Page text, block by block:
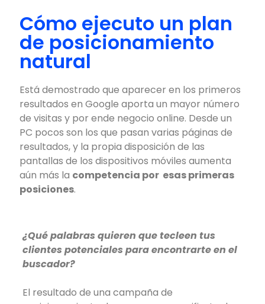
Cómo ejecuto un plan
de posicionamiento
natural
Está demostrado que aparecer en los primeros
resultados en Google aporta un mayor número
de visitas y por ende negocio online. Desde un
PC pocos son los que pasan varias páginas de
resultados, y la propia disposición de las
pantallas de los dispositivos móviles aumenta
aún más la competencia por esas primeras
posiciones.
¿Qué palabras quieren que tecleen tus
clientes potenciales para encontrarte en el
buscador?
El resultado de una campaña de